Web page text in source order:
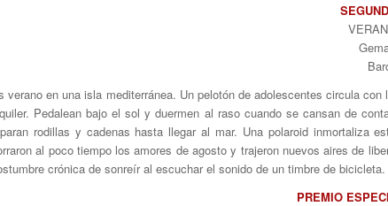
verano en una isla mediterránea. Un pelotón de adolescentes circula
Pedalean bajo el sol y duermen al raso cuando se cansan de
rodillas y cadenas hasta llegar al mar. Una polaroid inmortaliza
al poco tiempo los amores de agosto y trajeron nuevos aires de
crónica de sonreír al escuchar el sonido de un timbre de bicicleta.
PREMIO